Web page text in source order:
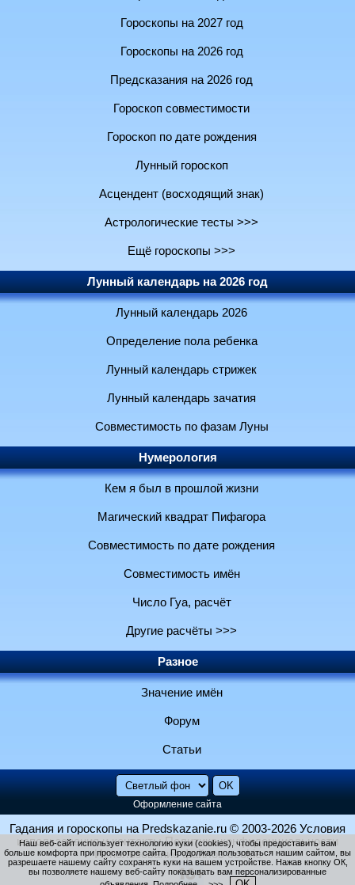
Гороскопы на 2027 год
Гороскопы на 2026 год
Предсказания на 2026 год
Гороскоп совместимости
Гороскоп по дате рождения
Лунный гороскоп
Асцендент (восходящий знак)
Астрологические тесты >>>
Ещё гороскопы >>>
Лунный календарь на 2026 год
Лунный календарь 2026
Определение пола ребенка
Лунный календарь стрижек
Лунный календарь зачатия
Совместимость по фазам Луны
Нумерология
Кем я был в прошлой жизни
Магический квадрат Пифагора
Совместимость по дате рождения
Совместимость имён
Число Гуа, расчёт
Другие расчёты >>>
Разное
Значение имён
Форум
Статьи
Оформление сайта
Гадания и гороскопы на Predskazanie.ru © 2003-2026 Условия
использования и контакты Политика конфиденциальности
Использование файлов cookie
Наш веб-сайт использует технологию куки (cookies), чтобы предоставить вам
больше комфорта при просмотре сайта. Продолжая пользоваться нашим сайтом, вы
разрешаете нашему сайту сохранять куки на вашем устройстве. Нажав кнопку ОК,
вы позволяете нашему веб-сайту показывать вам персонализированные